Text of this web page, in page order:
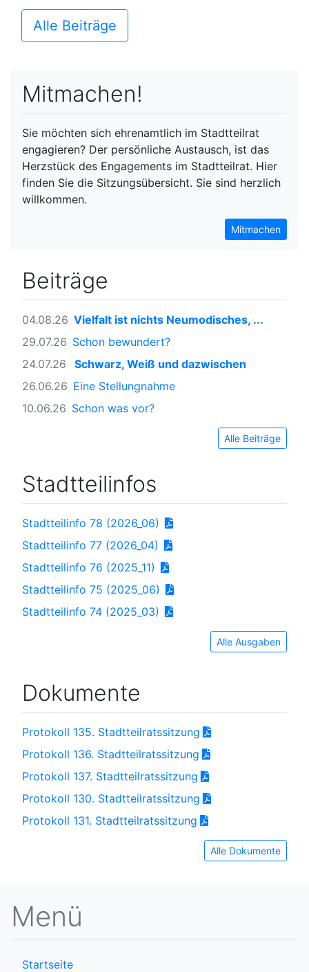
Alle Beiträge
Beiträge
04.08.26 Vielfalt ist nichts Neumodisches, ...
29.07.26 Schon bewundert?
24.07.26
Schwarz, Weiß und dazwischen
26.06.26 Eine Stellungnahme
10.06.26 Schon was vor?
Alle Beiträge
Mitmachen!
Sie möchten sich ehrenamtlich im Stadtteilrat
engagieren? Der persönliche Austausch, ist das
Herzstück des Engagements im Stadtteilrat. Hier
finden Sie die Sitzungsübersicht. Sie sind herzlich
willkommen.
Mitmachen
Stadtteilinfos
Stadtteilinfo 78 (2026_06)
Stadtteilinfo 77 (2026_04)
Stadtteilinfo 76 (2025_11)
Stadtteilinfo 75 (2025_06)
Stadtteilinfo 74 (2025_03)
Alle Ausgaben
Dokumente
Protokoll 135. Stadtteilratssitzung
Protokoll 136. Stadtteilratssitzung
Protokoll 137. Stadtteilratssitzung
Protokoll 130. Stadtteilratssitzung
Protokoll 131. Stadtteilratssitzung
Alle Dokumente
Menü
Startseite